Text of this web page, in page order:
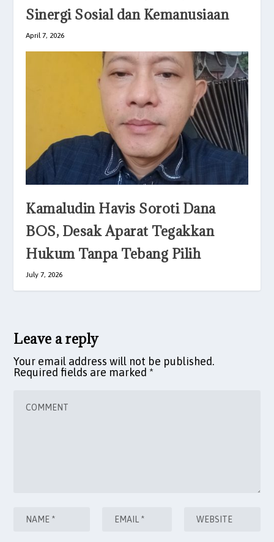
Sinergi Sosial dan Kemanusiaan
April 7, 2026
Kamaludin Havis Soroti Dana
BOS, Desak Aparat Tegakkan
Hukum Tanpa Tebang Pilih
July 7, 2026
Leave a reply
Your email address will not be published.
Required fields are marked *